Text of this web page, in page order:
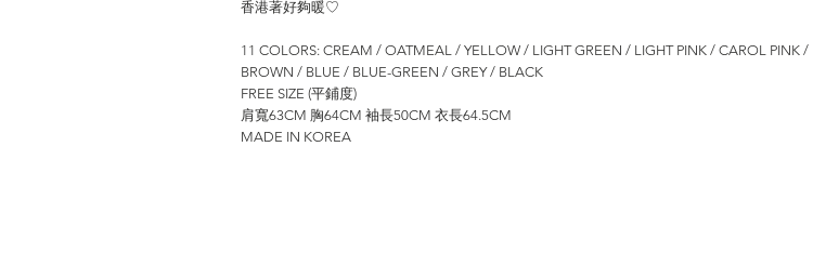
香港著好夠暖♡
11 COLORS: CREAM / OATMEAL / YELLOW / LIGHT GREEN / LIGHT PINK / CAROL PINK /
BROWN / BLUE / BLUE-GREEN / GREY / BLACK
FREE SIZE (平鋪度)
肩寬63CM 胸64CM 袖長50CM 衣長64.5CM
MADE IN KOREA